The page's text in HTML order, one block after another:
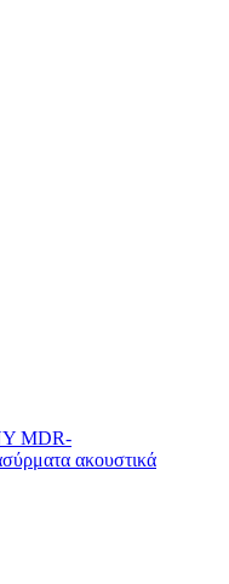
MDR-
ακουστικά